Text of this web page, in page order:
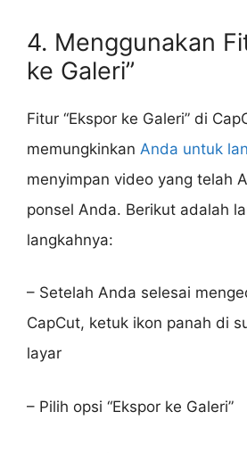
4. Menggunakan
ke Galeri”
Fitur “Ekspor ke Galeri” di
memungkinkan Anda untuk
menyimpan video yang telah
ponsel Anda. Berikut adalah
langkahnya:
– Setelah Anda selesai
CapCut, ketuk ikon panah di
layar
– Pilih opsi “Ekspor ke Galeri”